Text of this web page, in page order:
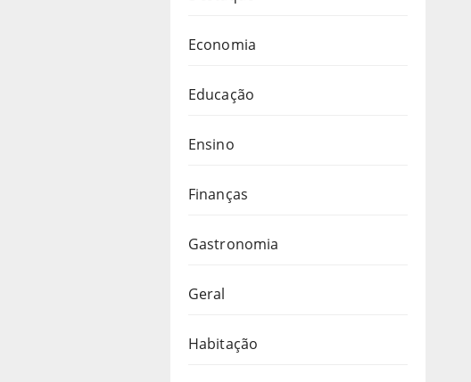
Economia
Educação
Ensino
Finanças
Gastronomia
Geral
Habitação